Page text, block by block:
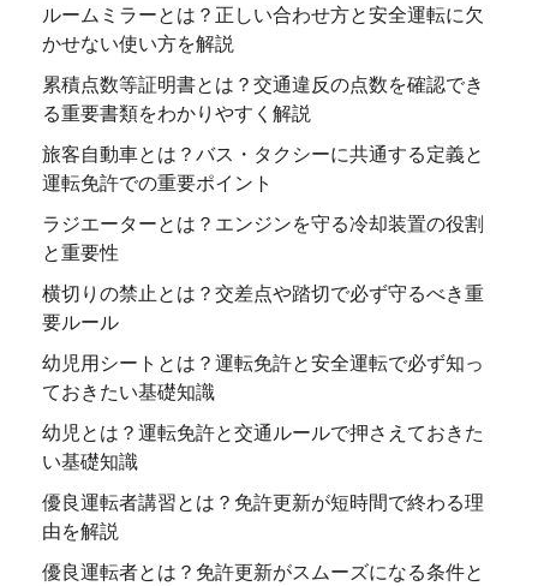
ルームミラーとは？正しい合わせ方と安全運転に欠
かせない使い方を解説
累積点数等証明書とは？交通違反の点数を確認でき
る重要書類をわかりやすく解説
旅客自動車とは？バス・タクシーに共通する定義と
運転免許での重要ポイント
ラジエーターとは？エンジンを守る冷却装置の役割
と重要性
横切りの禁止とは？交差点や踏切で必ず守るべき重
要ルール
幼児用シートとは？運転免許と安全運転で必ず知っ
ておきたい基礎知識
幼児とは？運転免許と交通ルールで押さえておきた
い基礎知識
優良運転者講習とは？免許更新が短時間で終わる理
由を解説
優良運転者とは？免許更新がスムーズになる条件と